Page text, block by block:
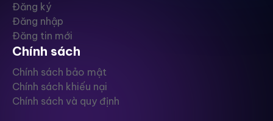
Đăng ký
Đăng nhập
Đăng tin mới
Chính sách
Chính sách bảo mật
Chính sách khiếu nại
Chính sách và quy định